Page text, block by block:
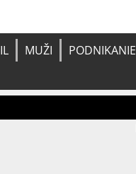
MUŽI PODNIKANIE